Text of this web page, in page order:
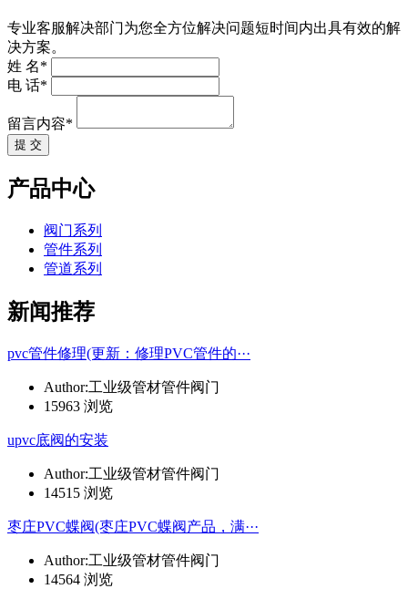
专业客服解决部门为您全方位解决问题短时间内出具有效的解
决方案。
姓 名*
电 话*
留言内容*
提 交
产品中心
阀门系列
管件系列
管道系列
新闻推荐
pvc管件修理(更新：修理PVC管件的···
Author:工业级管材管件阀门
15963 浏览
upvc底阀的安装
Author:工业级管材管件阀门
14515 浏览
枣庄PVC蝶阀(枣庄PVC蝶阀产品，满···
Author:工业级管材管件阀门
14564 浏览